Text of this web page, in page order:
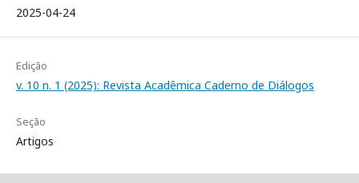
2025-04-24
Edição
v. 10 n. 1 (2025): Revista Acadêmica Caderno de Diálogos
Seção
Artigos